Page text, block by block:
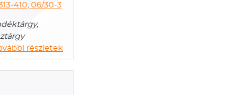
410; 06/30-3
részletek